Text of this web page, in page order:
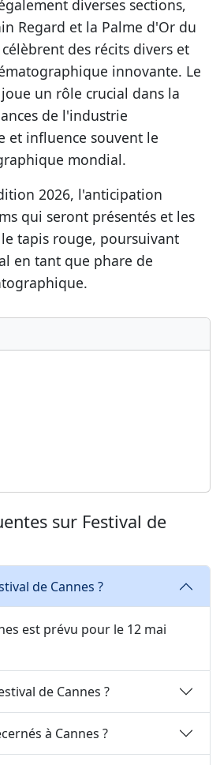
diverses sections,
Regard et la Palme d'Or du
des récits divers et
innovante. Le
un rôle crucial dans la
de l'industrie
et influence souvent le
mondial.
2026, l'anticipation
qui seront présentés et les
tapis rouge, poursuivant
en tant que phare de
sur Festival de
de Cannes ?
est prévu pour le 12 mai
de Cannes ?
à Cannes ?